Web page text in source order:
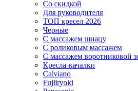
Со скидкой
Для руководителя
ТОП кресел 2026
Черные
С массажем шиацу
С роликовым массажем
С массажем воротниковой
Кресла-качалки
Calviano
Fujiiryoki